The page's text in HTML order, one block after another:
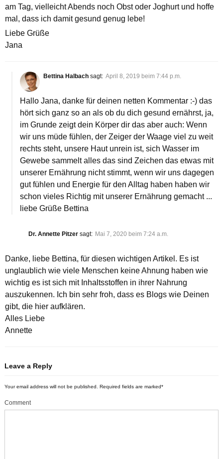
am Tag, vielleicht Abends noch Obst oder Joghurt und hoffe
mal, dass ich damit gesund genug lebe!
Liebe Grüße
Jana
Bettina Halbach sagt: April 8, 2019 beim 7:44 p.m.
Hallo Jana, danke für deinen netten Kommentar :-) das
hört sich ganz so an als ob du dich gesund ernährst, ja,
im Grunde zeigt dein Körper dir das aber auch: Wenn
wir uns müde fühlen, der Zeiger der Waage viel zu weit
rechts steht, unsere Haut unrein ist, sich Wasser im
Gewebe sammelt alles das sind Zeichen das etwas mit
unserer Ernährung nicht stimmt, wenn wir uns dagegen
gut fühlen und Energie für den Alltag haben haben wir
schon vieles Richtig mit unserer Ernährung gemacht ...
liebe Grüße Bettina
Dr. Annette Pitzer sagt: Mai 7, 2020 beim 7:24 a.m.
Danke, liebe Bettina, für diesen wichtigen Artikel. Es ist
unglaublich wie viele Menschen keine Ahnung haben wie
wichtig es ist sich mit Inhaltsstoffen in ihrer Nahrung
auszukennen. Ich bin sehr froh, dass es Blogs wie Deinen
gibt, die hier aufklären.
Alles Liebe
Annette
Leave a Reply
Your email address will not be published. Required fields are marked*
Comment